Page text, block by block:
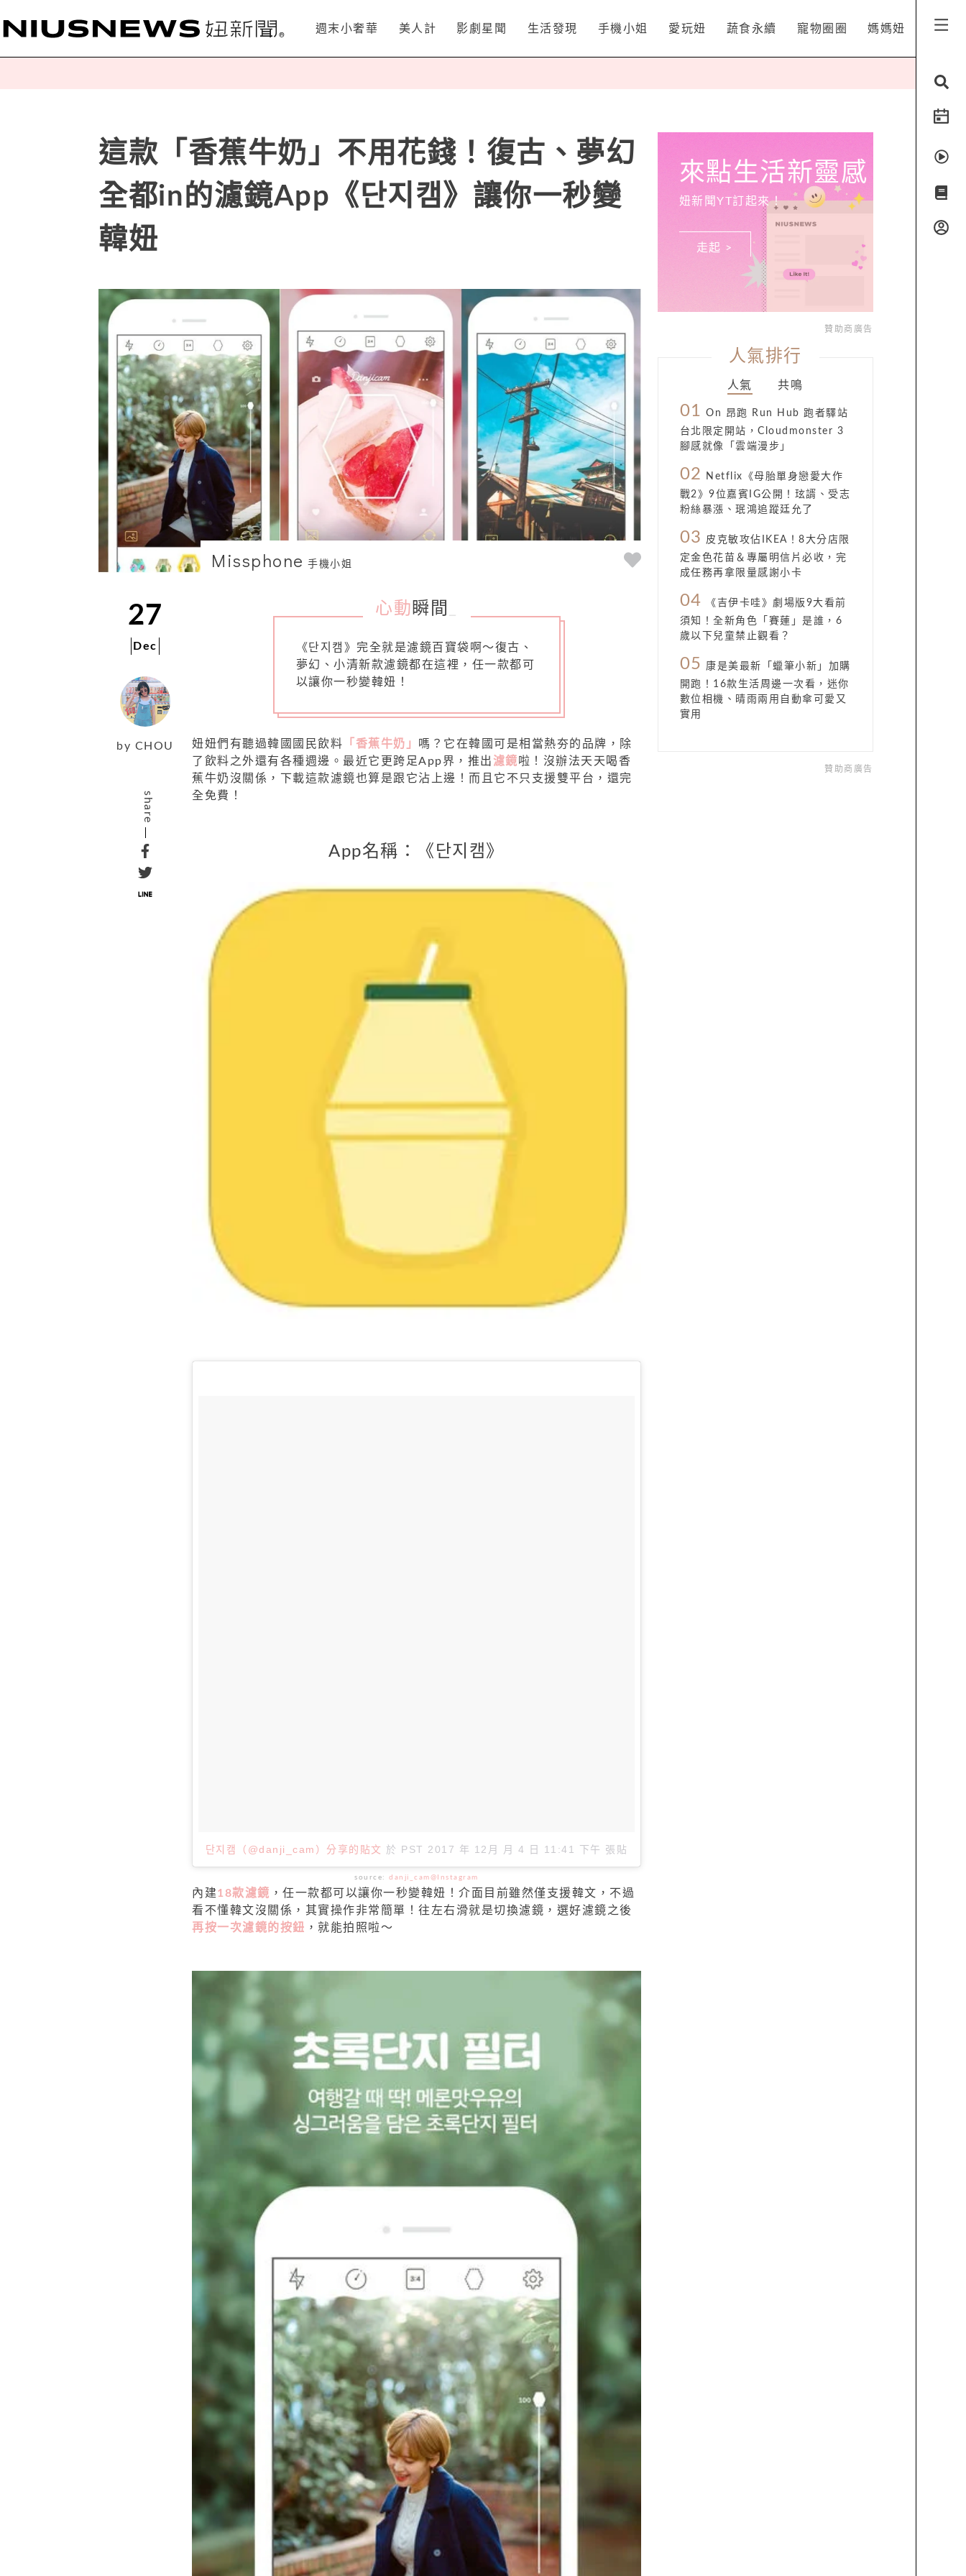
週末小奢華 美人計 影劇星聞 生活發現 手機小姐 愛玩妞 蔬食永續 寵物圈圈 媽媽妞
這款「香蕉牛奶」不用花錢！復古、夢幻
全都in的濾鏡App《단지캠》讓你一秒變
韓妞
Missphone 手機小姐
27
Dec
by CHOU
share
心動 瞬間
《단지캠》完全就是濾鏡百寶袋啊～復古、
夢幻、小清新款濾鏡都在這裡，任一款都可
以讓你一秒變韓妞！
妞妞們有聽過韓國國民飲料 「香蕉牛奶」 嗎？它在韓國可是相當熱夯的品牌，除
了飲料之外還有各種週邊。最近它更跨足App界，推出 濾鏡啦！沒辦法天天喝香
蕉牛奶沒關係，下載這款濾鏡也算是跟它沾上邊！而且它不只支援雙平台，還完
全免費！
App名稱：《단지캠》
단지캠（@danji_cam）分享的貼文 於 PST 2017 年 12月 月 4 日 11:41 下午 張貼
source:danji_cam@Instagram
內建18款濾鏡 ，任一款都可以讓你一秒變韓妞！介面目前雖然僅支援韓文，不過
看不懂韓文沒關係，其實操作非常簡單！往左右滑就是切換濾鏡，選好濾鏡之後
再按一次濾鏡的按鈕 ，就能拍照啦～
來點生活新靈感
妞新聞YT訂起來！
走起 >
贊助商廣告
人氣排行
人氣 共鳴
01 On 昂跑 Run Hub 跑者驛站
台北限定開站，Cloudmonster 3
腳感就像「雲端漫步」
02
Netflix《母胎單身戀愛大作
戰2》9位嘉賓IG公開！玹諝、受志
粉絲暴漲、珉鴻追蹤廷允了
03
皮克敏攻佔IKEA！8大分店限
定金色花苗＆專屬明信片必收，完
成任務再拿限量感謝小卡
04
《吉伊卡哇》劇場版9大看前
須知！全新角色「賽蓮」是誰，6
歲以下兒童禁止觀看？
05
康是美最新「蠟筆小新」加購
開跑！16款生活周邊一次看，迷你
數位相機、晴雨兩用自動傘可愛又
實用
贊助商廣告